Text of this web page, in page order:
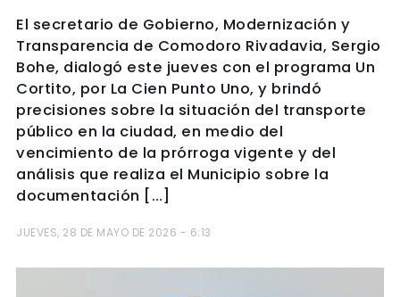
El secretario de Gobierno, Modernización y
Transparencia de Comodoro Rivadavia, Sergio
Bohe, dialogó este jueves con el programa Un
Cortito, por La Cien Punto Uno, y brindó
precisiones sobre la situación del transporte
público en la ciudad, en medio del
vencimiento de la prórroga vigente y del
análisis que realiza el Municipio sobre la
documentación […]
JUEVES, 28 DE MAYO DE 2026 - 6:13